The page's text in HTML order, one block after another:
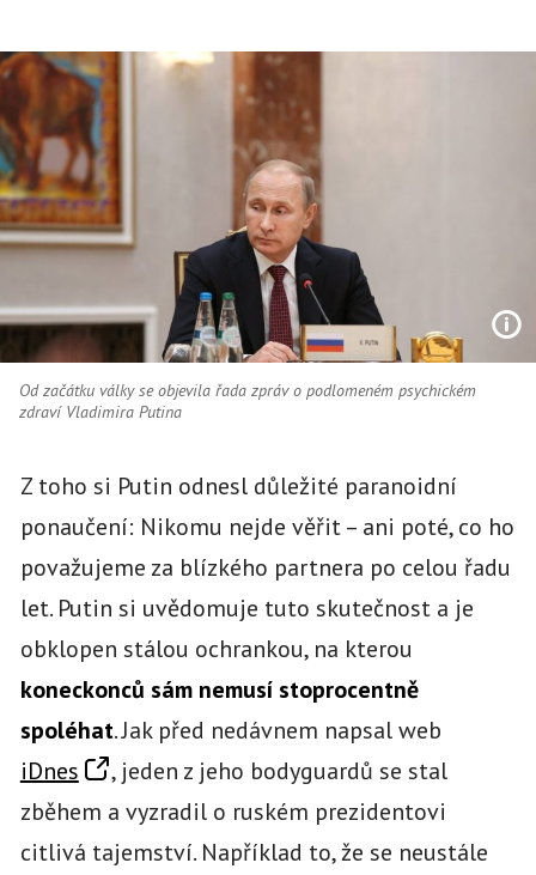
Od začátku války se objevila řada zpráv o podlomeném psychickém
zdraví Vladimira Putina
Z toho si Putin odnesl důležité paranoidní
ponaučení: Nikomu nejde věřit – ani poté, co ho
považujeme za blízkého partnera po celou řadu
let. Putin si uvědomuje tuto skutečnost a je
obklopen stálou ochrankou, na kterou
koneckonců sám nemusí stoprocentně
spoléhat. Jak před nedávnem napsal web
iDnes
, jeden z jeho bodyguardů se stal
zběhem a vyzradil o ruském prezidentovi
citlivá tajemství. Například to, že se neustále